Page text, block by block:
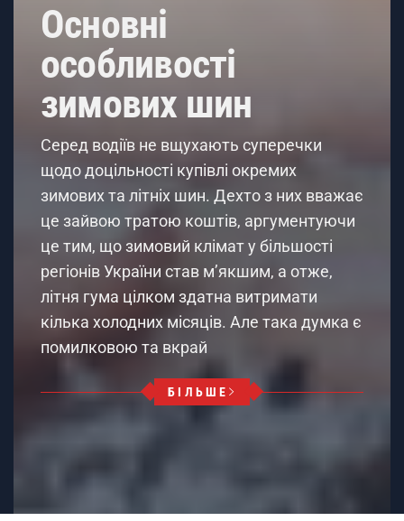
Основні
особливості
зимових шин
Серед водіїв не вщухають суперечки
щодо доцільності купівлі окремих
зимових та літніх шин. Дехто з них вважає
це зайвою тратою коштів, аргументуючи
це тим, що зимовий клімат у більшості
регіонів України став м’якшим, а отже,
літня гума цілком здатна витримати
кілька холодних місяців. Але така думка є
помилковою та вкрай
БІЛЬШЕ